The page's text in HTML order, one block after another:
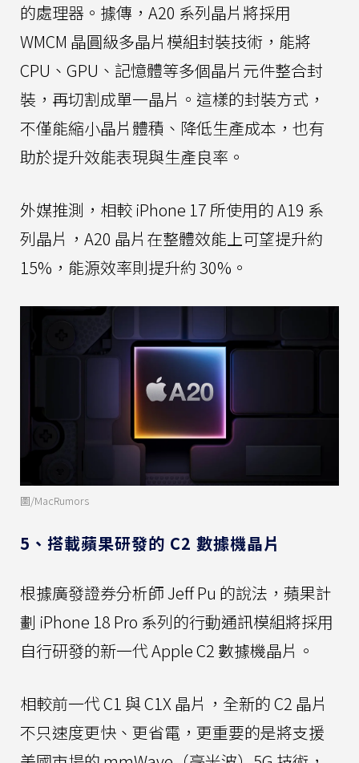
的處理器。據傳，A20 系列晶片將採用
WMCM 晶圓級多晶片模組封裝技術，能將
CPU、GPU、記憶體等多個晶片元件整合封
裝，再切割成單一晶片。這樣的封裝方式，
不僅能縮小晶片體積、降低生產成本，也有
助於提升效能表現與生產良率。
外媒推測，相較 iPhone 17 所使用的 A19 系
列晶片，A20 晶片在整體效能上可望提升約
15%，能源效率則提升約 30%。
圖/MacRumors
5、搭載蘋果研發的 C2 數據機晶片
根據廣發證券分析師 Jeff Pu 的說法，蘋果計
劃 iPhone 18 Pro 系列的行動通訊模組將採用
自行研發的新一代 Apple C2 數據機晶片。
相較前一代 C1 與 C1X 晶片，全新的 C2 晶片
不只速度更快、更省電，更重要的是將支援